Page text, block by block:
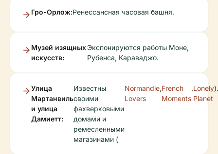
Гро-Орлож:Ренессансная часовая башня.
Музей изящных
искусств:
Экспонируются работы Моне,
Рубенса, Караваджо.
Улица
Мартанвиль
и улица
Дамиетт:
Известны
своими
фахверковыми
домами и
ремесленными
магазинами (
Normandie
Lovers
,French
Moments
,Lonely
Planet
).